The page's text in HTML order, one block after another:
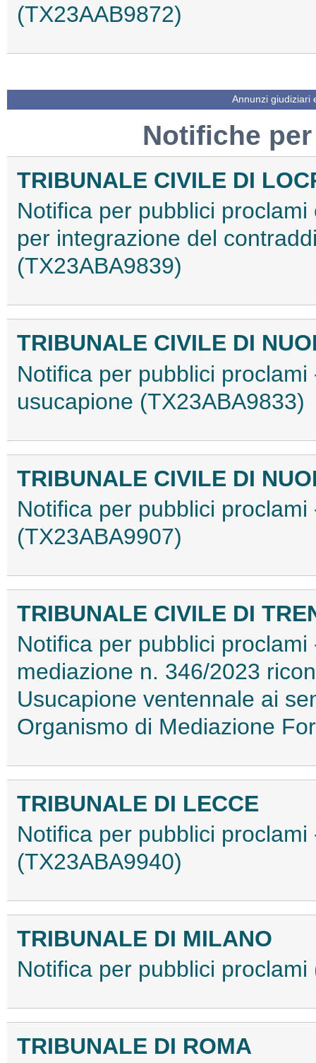
(TX23AAB9872)
Annunzi giudiziari
Notifiche
TRIBUNALE CIVILE DI
Notifica per pubblici
per integrazione del
(TX23ABA9839)
TRIBUNALE CIVILE DI
Notifica per pubblici
usucapione (TX23ABA9833)
TRIBUNALE CIVILE DI
Notifica per pubblici
(TX23ABA9907)
TRIBUNALE CIVILE DI
Notifica per pubblici
mediazione n. 346/2023
Usucapione ventennale ai
Organismo di Mediazione
TRIBUNALE DI LECCE
Notifica per pubblici
(TX23ABA9940)
TRIBUNALE DI MILANO
Notifica per pubblici
TRIBUNALE DI ROMA